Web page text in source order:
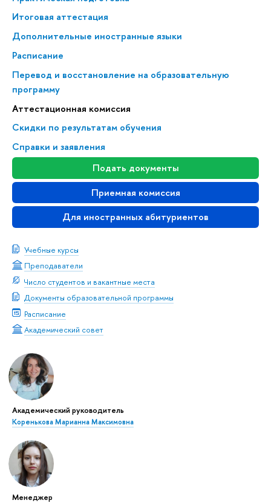
Итоговая аттестация
Дополнительные иностранные языки
Расписание
Перевод и восстановление на образовательную
программу
Аттестационная комиссия
Скидки по результатам обучения
Справки и заявления
Подать документы
Приемная комиссия
Для иностранных абитуриентов
Учебные курсы
Преподаватели
Число студентов и вакантные места
Документы образовательной программы
Расписание
Академический совет
Академический руководитель
Коренькова Марианна Максимовна
Менеджер